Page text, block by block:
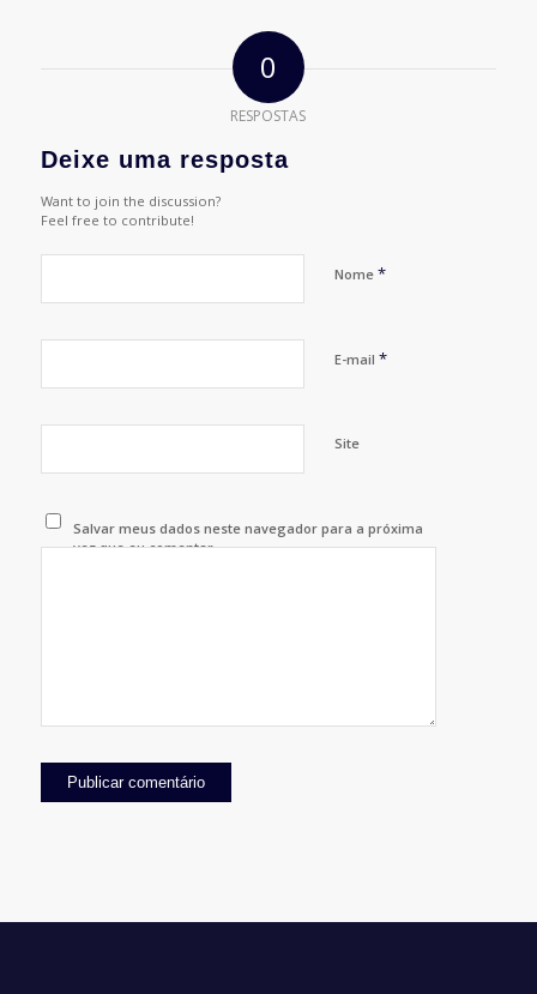
0
RESPOSTAS
Deixe uma resposta
Want to join the discussion?
Feel free to contribute!
Nome *
E-mail *
Site
Salvar meus dados neste navegador para a próxima
vez que eu comentar.